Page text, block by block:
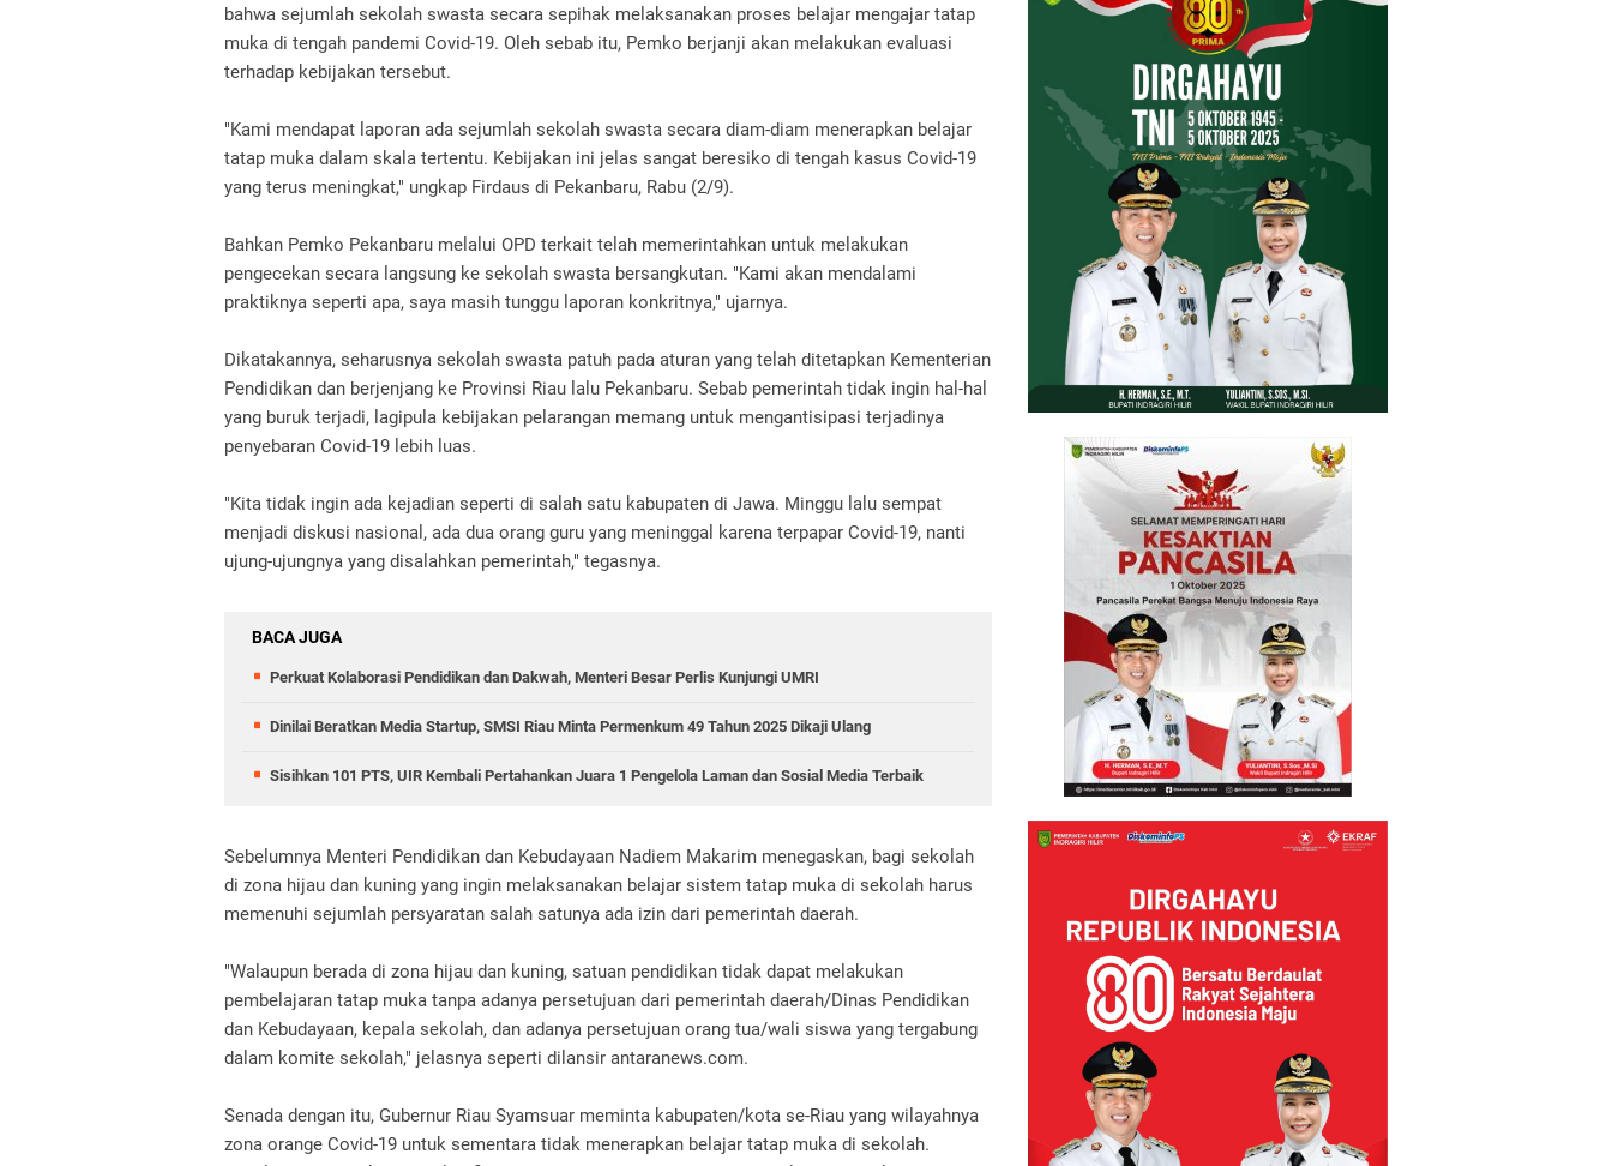
bahwa sejumlah sekolah swasta secara sepihak melaksanakan proses belajar mengajar tatap
muka di tengah pandemi Covid-19. Oleh sebab itu, Pemko berjanji akan melakukan evaluasi
terhadap kebijakan tersebut.
"Kami mendapat laporan ada sejumlah sekolah swasta secara diam-diam menerapkan belajar
tatap muka dalam skala tertentu. Kebijakan ini jelas sangat beresiko di tengah kasus Covid-19
yang terus meningkat," ungkap Firdaus di Pekanbaru, Rabu (2/9).
Bahkan Pemko Pekanbaru melalui OPD terkait telah memerintahkan untuk melakukan
pengecekan secara langsung ke sekolah swasta bersangkutan. "Kami akan mendalami
praktiknya seperti apa, saya masih tunggu laporan konkritnya," ujarnya.
Dikatakannya, seharusnya sekolah swasta patuh pada aturan yang telah ditetapkan Kementerian
Pendidikan dan berjenjang ke Provinsi Riau lalu Pekanbaru. Sebab pemerintah tidak ingin hal-hal
yang buruk terjadi, lagipula kebijakan pelarangan memang untuk mengantisipasi terjadinya
penyebaran Covid-19 lebih luas.
"Kita tidak ingin ada kejadian seperti di salah satu kabupaten di Jawa. Minggu lalu sempat
menjadi diskusi nasional, ada dua orang guru yang meninggal karena terpapar Covid-19, nanti
ujung-ujungnya yang disalahkan pemerintah," tegasnya.
BACA JUGA
Perkuat Kolaborasi Pendidikan dan Dakwah, Menteri Besar Perlis Kunjungi UMRI
Dinilai Beratkan Media Startup, SMSI Riau Minta Permenkum 49 Tahun 2025 Dikaji Ulang
Sisihkan 101 PTS, UIR Kembali Pertahankan Juara 1 Pengelola Laman dan Sosial Media Terbaik
Sebelumnya Menteri Pendidikan dan Kebudayaan Nadiem Makarim menegaskan, bagi sekolah
di zona hijau dan kuning yang ingin melaksanakan belajar sistem tatap muka di sekolah harus
memenuhi sejumlah persyaratan salah satunya ada izin dari pemerintah daerah.
"Walaupun berada di zona hijau dan kuning, satuan pendidikan tidak dapat melakukan
pembelajaran tatap muka tanpa adanya persetujuan dari pemerintah daerah/Dinas Pendidikan
dan Kebudayaan, kepala sekolah, dan adanya persetujuan orang tua/wali siswa yang tergabung
dalam komite sekolah," jelasnya seperti dilansir antaranews.com.
Senada dengan itu, Gubernur Riau Syamsuar meminta kabupaten/kota se-Riau yang wilayahnya
zona orange Covid-19 untuk sementara tidak menerapkan belajar tatap muka di sekolah.